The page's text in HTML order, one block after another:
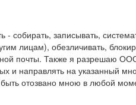
записывать,
лицам), обезличивать,
почты. Также я разрешаю
и направлять на указанный
отозвано мною в любой